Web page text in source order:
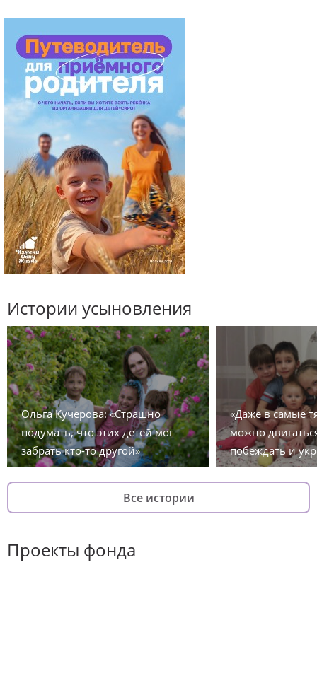
Истории усыновления
Ольга Кучерова: «Страшно
подумать, что этих детей мог
забрать кто-то другой»
«Даже в самые
можно
побеждать и
Все истории
Проекты фонда